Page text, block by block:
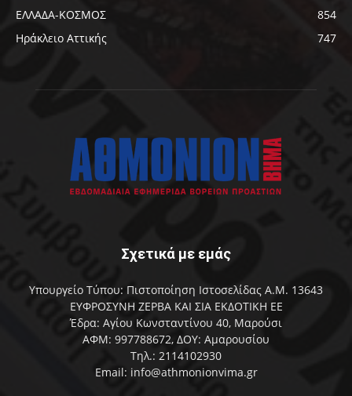
ΕΛΛΑΔΑ-ΚΟΣΜΟΣ
854
Ηράκλειο Αττικής
747
Σχετικά με εμάς
Υπουργείο Τύπου: Πιστοποίηση Ιστοσελίδας Α.Μ. 13643
ΕΥΦΡΟΣΥΝΗ ΖΕΡΒΑ ΚΑΙ ΣΙΑ ΕΚΔΟΤΙΚΗ ΕΕ
Έδρα: Αγίου Κωνσταντίνου 40, Μαρούσι
ΑΦΜ: 997788672, ΔΟΥ: Αμαρουσίου
Τηλ.: 2114102930
Email: info@athmonionvima.gr